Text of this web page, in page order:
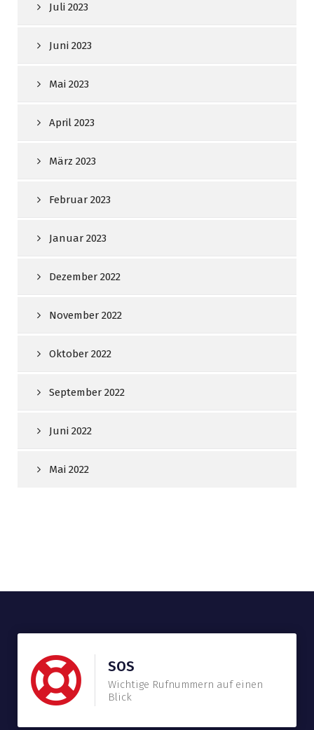
Juli 2023
Juni 2023
Mai 2023
April 2023
März 2023
Februar 2023
Januar 2023
Dezember 2022
November 2022
Oktober 2022
September 2022
Juni 2022
Mai 2022
SOS
Wichtige Rufnummern auf einen
Blick